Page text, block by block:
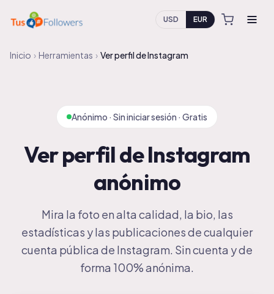
USD EUR
Inicio › Herramientas › Ver perfil de Instagram
Anónimo · Sin iniciar sesión · Gratis
Ver perfil de Instagram
anónimo
Mira la foto en alta calidad, la bio, las
estadísticas y las publicaciones de cualquier
cuenta pública de Instagram. Sin cuenta y de
forma 100% anónima.